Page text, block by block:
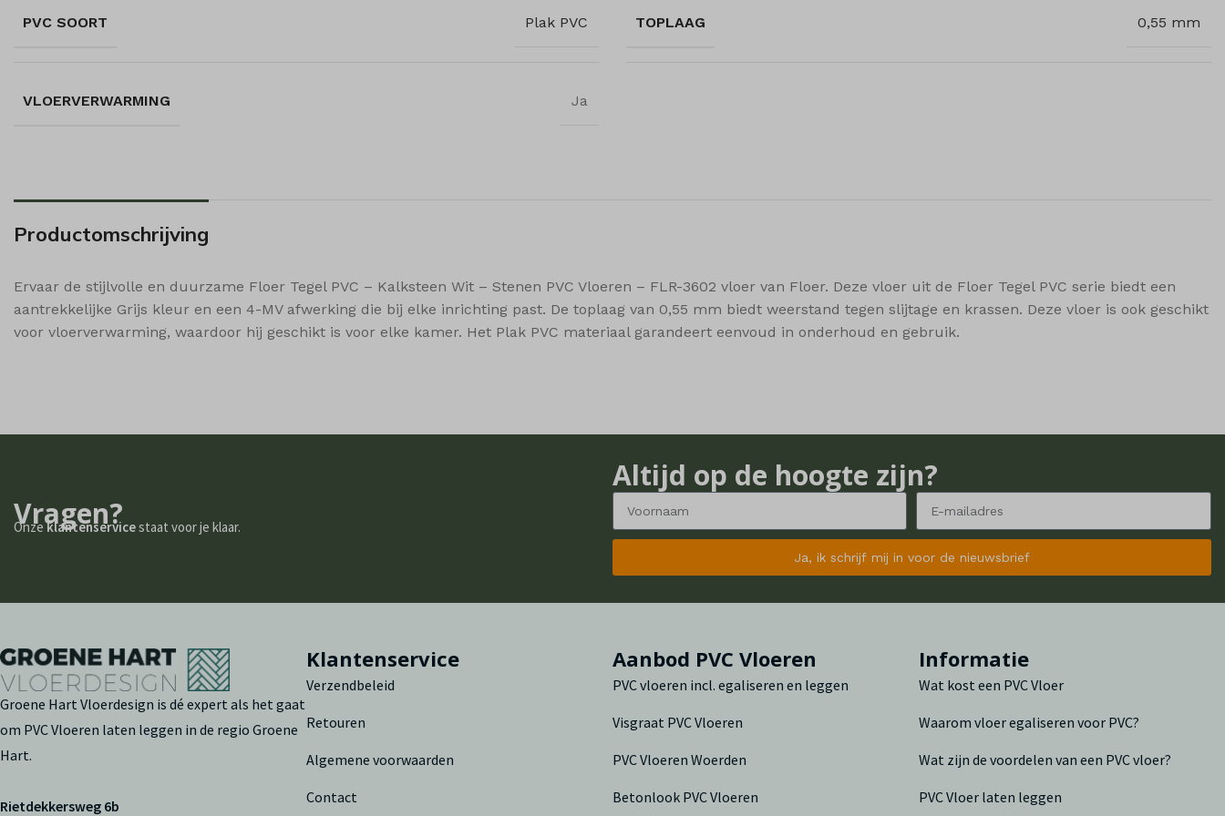
PVC SOORT Plak PVC TOPLAAG 0,55 mm
VLOERVERWARMING Ja
Productomschrijving
Ervaar de stijlvolle en duurzame Floer Tegel PVC – Kalksteen Wit – Stenen PVC Vloeren – FLR-3602 vloer van Floer. Deze vloer uit de Floer Tegel PVC serie biedt een
aantrekkelijke Grijs kleur en een 4-MV afwerking die bij elke inrichting past. De toplaag van 0,55 mm biedt weerstand tegen slijtage en krassen. Deze vloer is ook geschikt
voor vloerverwarming, waardoor hij geschikt is voor elke kamer. Het Plak PVC materiaal garandeert eenvoud in onderhoud en gebruik.
Vragen?
Onzeklantenservicestaat voor je klaar.
Altijd op de hoogte zijn?
Ja, ik schrijf mij in voor de nieuwsbrief
Groene Hart Vloerdesign is dé expert als het gaat
om PVC Vloeren laten leggen in de regio Groene
Hart.
Rietdekkersweg 6b
Klantenservice
Verzendbeleid
Retouren
Algemene voorwaarden
Contact
Aanbod PVC Vloeren
PVC vloeren incl. egaliseren en leggen
Visgraat PVC Vloeren
PVC Vloeren Woerden
Betonlook PVC Vloeren
Informatie
Wat kost een PVC Vloer
Waarom vloer egaliseren voor PVC?
Wat zijn de voordelen van een PVC vloer?
PVC Vloer laten leggen
wishlist_cleared_time
woodmart_compare_list